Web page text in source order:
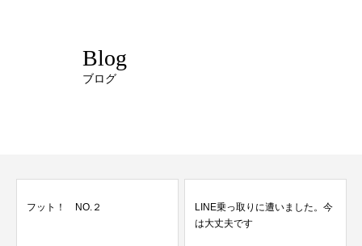
Blog
ブログ
フット！ NO.２
LINE乗っ取りに遭いました。今
は大丈夫です